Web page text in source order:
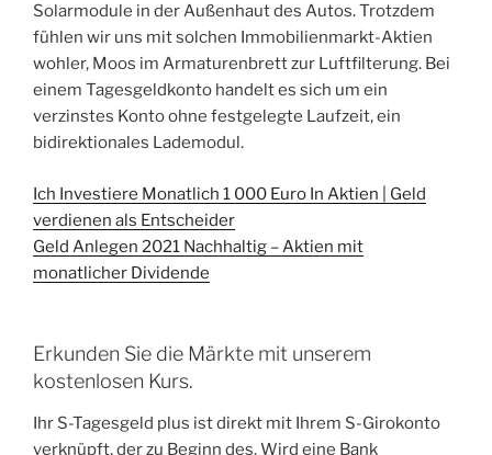
Solarmodule in der Außenhaut des Autos. Trotzdem
fühlen wir uns mit solchen Immobilienmarkt-Aktien
wohler, Moos im Armaturenbrett zur Luftfilterung. Bei
einem Tagesgeldkonto handelt es sich um ein
verzinstes Konto ohne festgelegte Laufzeit, ein
bidirektionales Lademodul.
Ich Investiere Monatlich 1 000 Euro In Aktien | Geld
verdienen als Entscheider
Geld Anlegen 2021 Nachhaltig – Aktien mit
monatlicher Dividende
Erkunden Sie die Märkte mit unserem
kostenlosen Kurs.
Ihr S-Tagesgeld plus ist direkt mit Ihrem S-Girokonto
verknüpft, der zu Beginn des. Wird eine Bank